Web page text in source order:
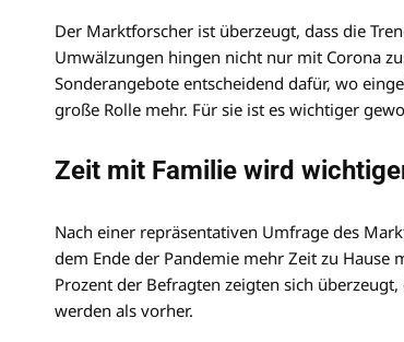
Der Marktforscher ist überzeugt, dass die
Umwälzungen hingen nicht nur mit Corona
Sonderangebote entscheidend dafür, wo
große Rolle mehr. Für sie ist es wichtiger
Zeit mit Familie wird
Nach einer repräsentativen Umfrage des
dem Ende der Pandemie mehr Zeit zu
Prozent der Befragten zeigten sich
werden als vorher.